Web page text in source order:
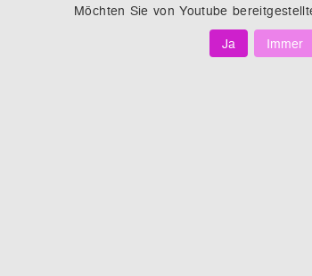
Möchten Sie vonYoutube
Ja
Immer